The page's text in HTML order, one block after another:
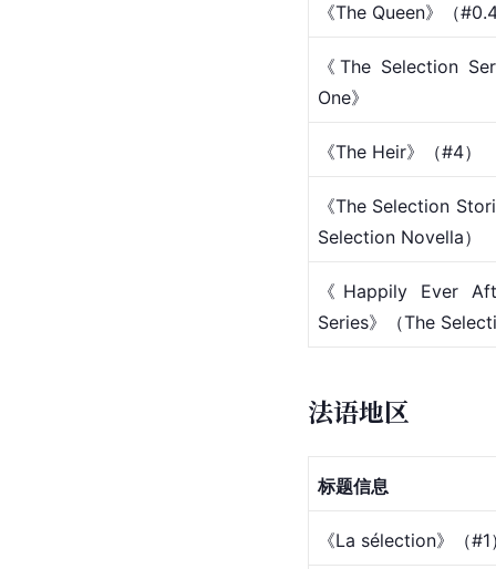
《The Queen》（
《The Selection
One》
《The Heir》（#4）
《The Selection
Selection Novella）
《Happily Ever
Series》（The
法语地区
标题信息
《La sélection》（#1